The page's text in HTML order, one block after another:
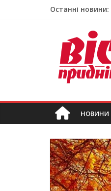
Останні новини:
НОВИНИ